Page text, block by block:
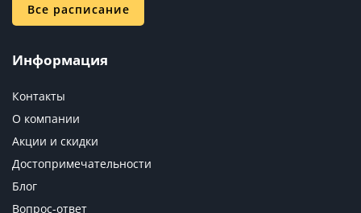
Все расписание
Информация
Контакты
О компании
Акции и скидки
Достопримечательности
Блог
Вопрос-ответ